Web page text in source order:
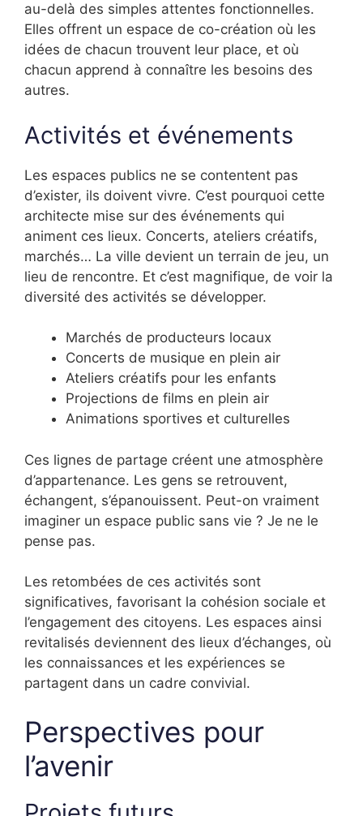
au-delà des simples attentes fonctionnelles.
Elles offrent un espace de co-création où les
idées de chacun trouvent leur place, et où
chacun apprend à connaître les besoins des
autres.
Activités et événements
Les espaces publics ne se contentent pas
d’exister, ils doivent vivre. C’est pourquoi cette
architecte mise sur des événements qui
animent ces lieux. Concerts, ateliers créatifs,
marchés… La ville devient un terrain de jeu, un
lieu de rencontre. Et c’est magnifique, de voir la
diversité des activités se développer.
Marchés de producteurs locaux
Concerts de musique en plein air
Ateliers créatifs pour les enfants
Projections de films en plein air
Animations sportives et culturelles
Ces lignes de partage créent une atmosphère
d’appartenance. Les gens se retrouvent,
échangent, s’épanouissent. Peut-on vraiment
imaginer un espace public sans vie ? Je ne le
pense pas.
Les retombées de ces activités sont
significatives, favorisant la cohésion sociale et
l’engagement des citoyens. Les espaces ainsi
revitalisés deviennent des lieux d’échanges, où
les connaissances et les expériences se
partagent dans un cadre convivial.
Perspectives pour
l’avenir